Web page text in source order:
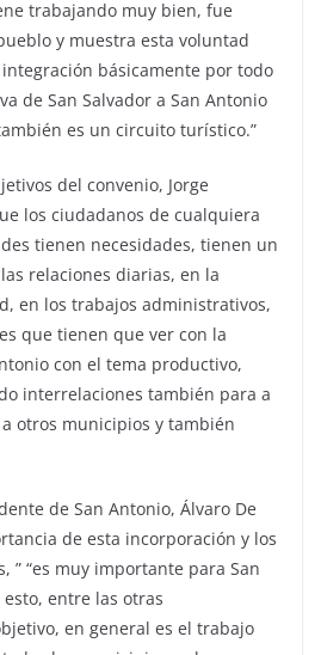
trabajando muy bien, fue
y muestra esta voluntad
básicamente por todo
de San Salvador a San Antonio
es un circuito turístico.”
del convenio, Jorge
los ciudadanos de cualquiera
tienen necesidades, tienen un
relaciones diarias, en la
en los trabajos administrativos,
que tienen que ver con la
con el tema productivo,
interrelaciones también para a
otros municipios y también
de San Antonio, Álvaro De
de esta incorporación y los
” “es muy importante para San
entre las otras
en general es el trabajo